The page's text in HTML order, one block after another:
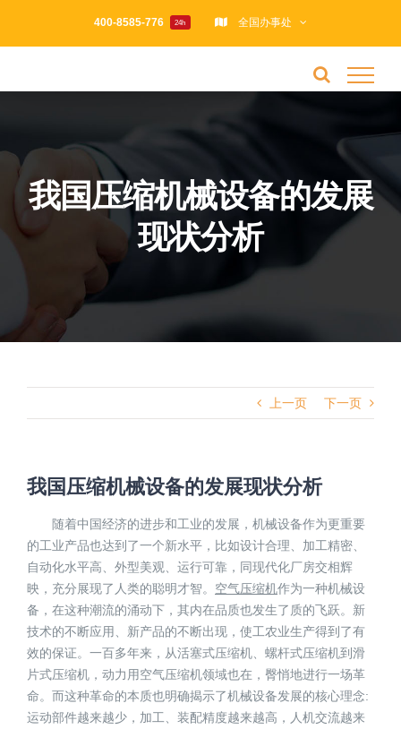
400-8585-776 24h 全国办事处
我国压缩机械设备的发展
现状分析
上一页 下一页
我国压缩机械设备的发展现状分析
随着中国经济的进步和工业的发展，机械设备作为更重要
的工业产品也达到了一个新水平，比如设计合理、加工精密、
自动化水平高、外型美观、运行可靠，同现代化厂房交相辉
映，充分展现了人类的聪明才智。 空气压缩机作为一种机械设
备，在这种潮流的涌动下，其内在品质也发生了质的飞跃。新
技术的不断应用、新产品的不断出现，使工农业生产得到了有
效的保证。一百多年来，从活塞式压缩机、螺杆式压缩机到滑
片式压缩机，动力用空气压缩机领域也在，臀悄地进行一场革
命。而这种革命的本质也明确揭示了机械设备发展的核心理念:
运动部件越来越少，加工、装配精度越来越高，人机交流越来